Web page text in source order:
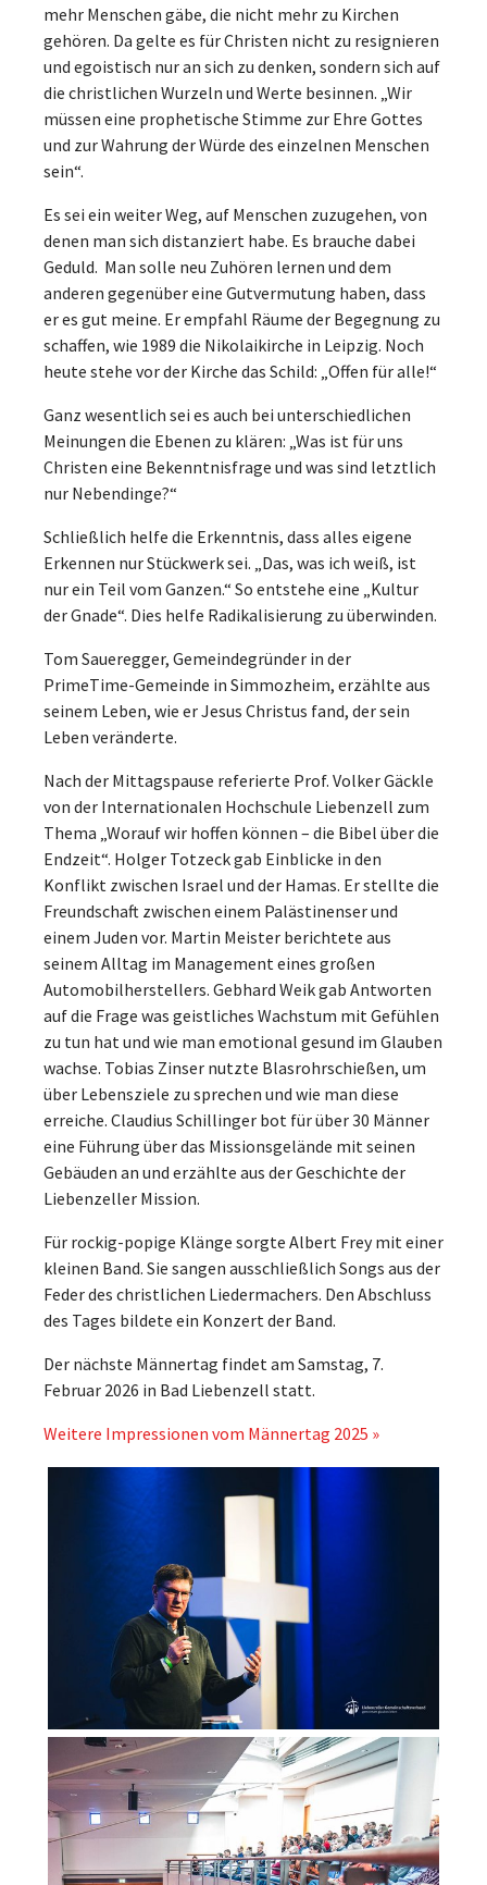
mehr Menschen gäbe, die nicht mehr zu Kirchen
gehören. Da gelte es für Christen nicht zu resignieren
und egoistisch nur an sich zu denken, sondern sich auf
die christlichen Wurzeln und Werte besinnen. „Wir
müssen eine prophetische Stimme zur Ehre Gottes
und zur Wahrung der Würde des einzelnen Menschen
sein“.
Es sei ein weiter Weg, auf Menschen zuzugehen, von
denen man sich distanziert habe. Es brauche dabei
Geduld. Man solle neu Zuhören lernen und dem
anderen gegenüber eine Gutvermutung haben, dass
er es gut meine. Er empfahl Räume der Begegnung zu
schaffen, wie 1989 die Nikolaikirche in Leipzig. Noch
heute stehe vor der Kirche das Schild: „Offen für alle!“
Ganz wesentlich sei es auch bei unterschiedlichen
Meinungen die Ebenen zu klären: „Was ist für uns
Christen eine Bekenntnisfrage und was sind letztlich
nur Nebendinge?“
Schließlich helfe die Erkenntnis, dass alles eigene
Erkennen nur Stückwerk sei. „Das, was ich weiß, ist
nur ein Teil vom Ganzen.“ So entstehe eine „Kultur
der Gnade“. Dies helfe Radikalisierung zu überwinden.
Tom Saueregger, Gemeindegründer in der
PrimeTime-Gemeinde in Simmozheim, erzählte aus
seinem Leben, wie er Jesus Christus fand, der sein
Leben veränderte.
Nach der Mittagspause referierte Prof. Volker Gäckle
von der Internationalen Hochschule Liebenzell zum
Thema „Worauf wir hoffen können – die Bibel über die
Endzeit“. Holger Totzeck gab Einblicke in den
Konflikt zwischen Israel und der Hamas. Er stellte die
Freundschaft zwischen einem Palästinenser und
einem Juden vor. Martin Meister berichtete aus
seinem Alltag im Management eines großen
Automobilherstellers. Gebhard Weik gab Antworten
auf die Frage was geistliches Wachstum mit Gefühlen
zu tun hat und wie man emotional gesund im Glauben
wachse. Tobias Zinser nutzte Blasrohrschießen, um
über Lebensziele zu sprechen und wie man diese
erreiche. Claudius Schillinger bot für über 30 Männer
eine Führung über das Missionsgelände mit seinen
Gebäuden an und erzählte aus der Geschichte der
Liebenzeller Mission.
Für rockig-popige Klänge sorgte Albert Frey mit einer
kleinen Band. Sie sangen ausschließlich Songs aus der
Feder des christlichen Liedermachers. Den Abschluss
des Tages bildete ein Konzert der Band.
Der nächste Männertag findet am Samstag, 7.
Februar 2026 in Bad Liebenzell statt.
Weitere Impressionen vom Männertag 2025 »